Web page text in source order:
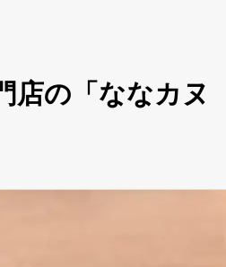
店の「ななカヌ